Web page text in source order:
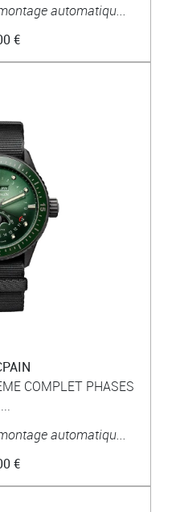
automatiqu...
€
COMPLET PHASES
automatiqu...
€